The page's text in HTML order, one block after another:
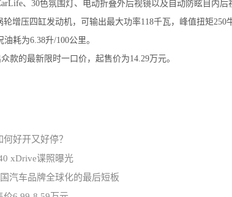
、30色氛围灯、电动折叠外后视镜以及自动防眩目内后
增压四缸发动机，可输出最大功率118千瓦，峰值扭矩250
耗为6.38升/100公里。
款的最新限时一口价，起售价为14.29万元。
好开又好停？
xDrive谍照曝光
汽车品牌全球化的最后短板